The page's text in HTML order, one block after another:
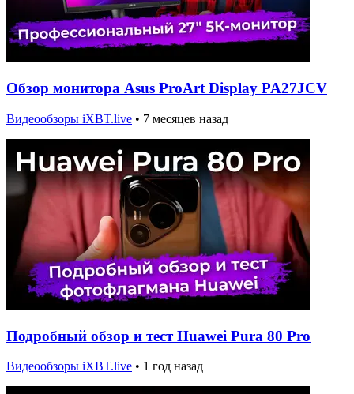
Обзор монитора Asus ProArt Display PA27JCV
Видеообзоры iXBT.live • 7 месяцев назад
Подробный обзор и тест Huawei Pura 80 Pro
Видеообзоры iXBT.live • 1 год назад